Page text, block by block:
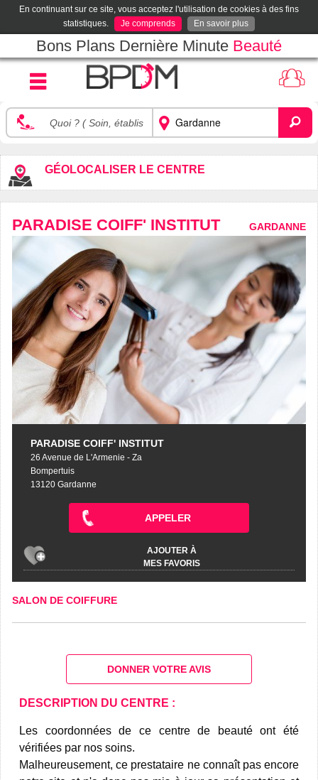
En continuant sur ce site, vous acceptez l'utilisation de cookies à des fins
statistiques.
Je comprends En savoir plus
Bons Plans Dernière Minute Beauté
GÉOLOCALISER LE CENTRE
PARADISE COIFF' INSTITUT GARDANNE
PARADISE COIFF' INSTITUT
26 Avenue de L'Armenie - Za
Bompertuis
13120 Gardanne
APPELER
AJOUTER À
MES FAVORIS
SALON DE COIFFURE
DONNER VOTRE AVIS
DESCRIPTION DU CENTRE :
Les coordonnées de ce centre de beauté ont été
vérifiées par nos soins.
Malheureusement, ce prestataire ne connaît pas encore